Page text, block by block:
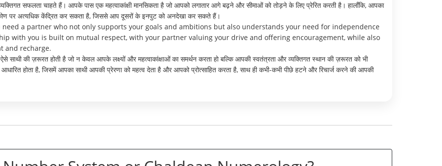
सफलता चाहते हैं। आपके पास एक महत्वाकांक्षी मानसिकता है जो आपको लगातार आगे बढ़ने और सीमाओं को तोड़ने के लिए प्रेरित करती है। हालाँकि, आपका
पर अत्यधिक केंद्रित कर सकता है, जिससे आप दूसरों के इनपुट को अनदेखा कर सकते हैं।
need a partner who not only supports your goals and ambitions but also understands your need for independence
with you is built on mutual respect, with your partner valuing your drive and offering encouragement, while also
and recharge.
साथी की ज़रूरत होती है जो न केवल आपके लक्ष्यों और महत्वाकांक्षाओं का समर्थन करता हो बल्कि आपकी स्वतंत्रता और व्यक्तिगत स्थान की ज़रूरत को भी
होता है, जिसमें आपका साथी आपकी प्रेरणा को महत्व देता है और आपको प्रोत्साहित करता है, साथ ही कभी-कभी पीछे हटने और रिचार्ज करने की आपकी